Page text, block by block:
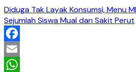
Diduga Tak Layak Konsumsi, Menu
Sejumlah Siswa Mual dan Sakit Perut
Facebook
Email